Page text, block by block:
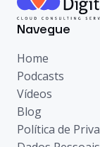
Navegue
Home
Podcasts
Vídeos
Blog
Política de